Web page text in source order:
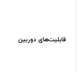
قابلیت‌های دوربین